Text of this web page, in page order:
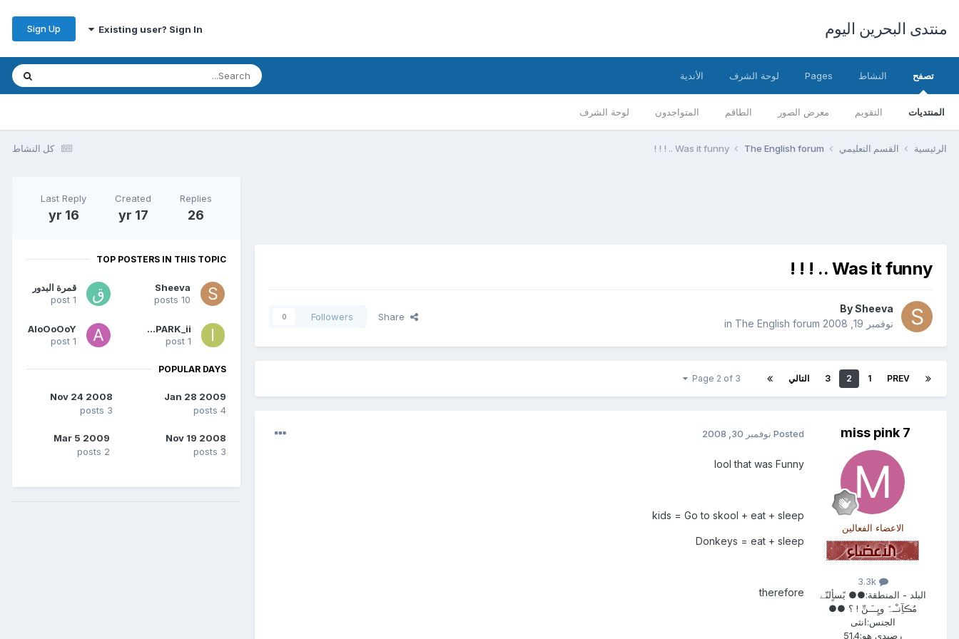
منتدى البحرين اليوم Existing user? Sign In
Sign Up
تصفح
المنتديات التقويم معرض الصور الطاقم المتواجدون لوحة الشرف
النشاط Pages لوحة الشرف الأندية
كل النشاط الرئيسية القسم التعليمي The English forum
Was it funny .. ! ! !
Was it funny .. ! ! !
BySheeva
نوفمبر 19, 2008
The English forum
Followers
0
PREV
1
2
3 التالي Page 2 of 3
miss pink 7
الاعضاء الفعالين
3.3k
البلد - المنطقة:●● يًسأٍلنّے
مُڪآِنـْـہً ويٍــَـنِّ ! ؟ ●●
الجنس:انثى
رصيدي هو:51.4
Posted نوفمبر 30, 2008
lool that was Funny
kids = Go to skool + eat + sleep
Donkeys = eat + sleep
therefore
Replies
26
Created
17 yr
Last Reply
16 yr
TOP POSTERS IN THIS TOPIC
Sheeva
10 posts
قمرة البدور
1 post
ii_SPARK_ii
1 post
AloOoOoY
1 post
POPULAR DAYS
Jan 28 2009
4 posts
Nov 24 2008
3 posts
Nov 19 2008
3 posts
Mar 5 2009
2 posts